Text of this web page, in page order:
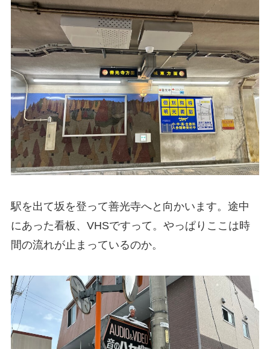
駅を出て坂を登って善光寺へと向かいます。途中
にあった看板、VHSですって。やっぱりここは時
間の流れが止まっているのか。